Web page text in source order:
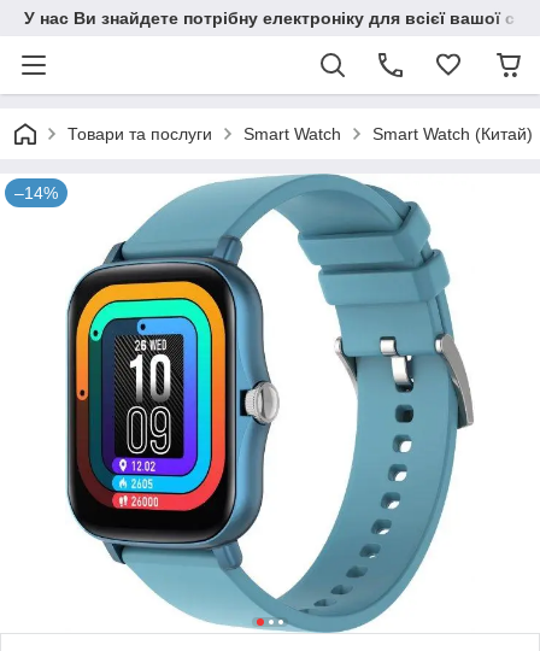
У нас Ви знайдете потрібну електроніку для всієї вашої
Товари та послуги Smart Watch Smart Watch (Китай)
–14%